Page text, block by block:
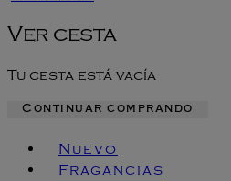
Ver cesta
Tu cesta está vacía
Continuar comprando
Nuevo
Fragancias